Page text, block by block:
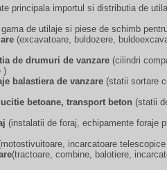
principala importul si distributia de
de utilaje si piese de schimb
(excavatoare, buldozere,
de drumuri de vanzare (cilindri
)
balastiera de vanzare (statii sortare
betoane, transport beton (statii
(instalatii de foraj, echipamente foraje
incarcatoare
(tractoare, combine, balotiere,